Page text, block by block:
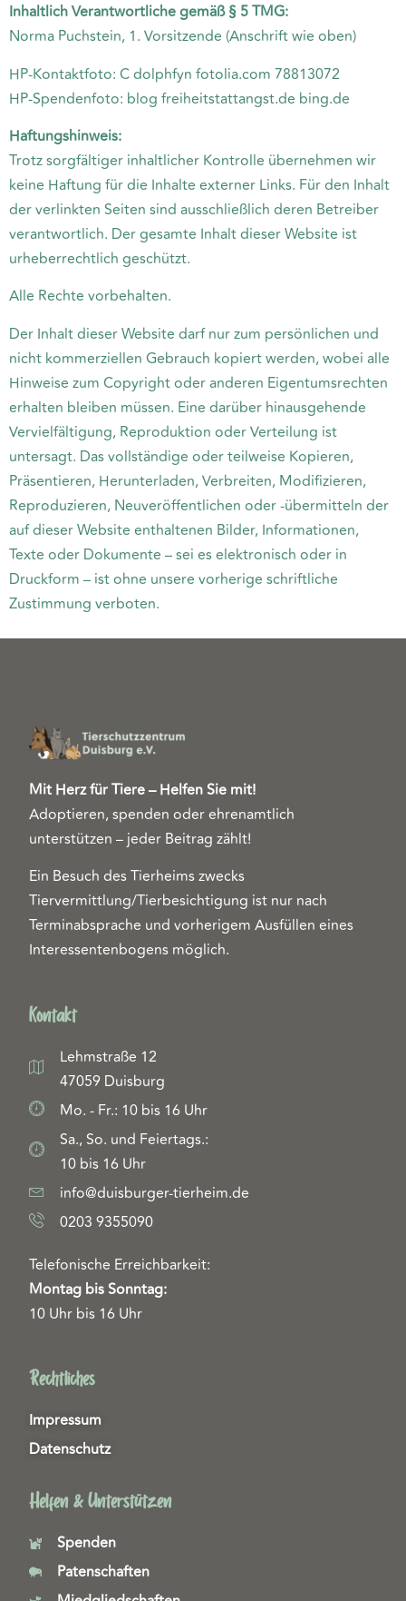
Inhaltlich Verantwortliche gemäß § 5 TMG:
Norma Puchstein, 1. Vorsitzende (Anschrift wie oben)
HP-Kontaktfoto: C dolphfyn fotolia.com 78813072
HP-Spendenfoto: blog freiheitstattangst.de bing.de
Haftungshinweis:
Trotz sorgfältiger inhaltlicher Kontrolle übernehmen wir
keine Haftung für die Inhalte externer Links. Für den Inhalt
der verlinkten Seiten sind ausschließlich deren Betreiber
verantwortlich. Der gesamte Inhalt dieser Website ist
urheberrechtlich geschützt.
Alle Rechte vorbehalten.
Der Inhalt dieser Website darf nur zum persönlichen und
nicht kommerziellen Gebrauch kopiert werden, wobei alle
Hinweise zum Copyright oder anderen Eigentumsrechten
erhalten bleiben müssen. Eine darüber hinausgehende
Vervielfältigung, Reproduktion oder Verteilung ist
untersagt. Das vollständige oder teilweise Kopieren,
Präsentieren, Herunterladen, Verbreiten, Modifizieren,
Reproduzieren, Neuveröffentlichen oder -übermitteln der
auf dieser Website enthaltenen Bilder, Informationen,
Texte oder Dokumente – sei es elektronisch oder in
Druckform – ist ohne unsere vorherige schriftliche
Zustimmung verboten.
Mit Herz für Tiere – Helfen Sie mit!
Adoptieren, spenden oder ehrenamtlich
unterstützen – jeder Beitrag zählt!
Ein Besuch des Tierheims zwecks
Tiervermittlung/Tierbesichtigung ist nur nach
Terminabsprache und vorherigem Ausfüllen eines
Interessentenbogens möglich.
Kontakt
Lehmstraße 12
47059 Duisburg
Mo. - Fr.: 10 bis 16 Uhr
Sa., So. und Feiertags.:
10 bis 16 Uhr
info@duisburger-tierheim.de
0203 9355090
Telefonische Erreichbarkeit:
Montag bis Sonntag:
10 Uhr bis 16 Uhr
Rechtliches
Impressum
Datenschutz
Helfen & Unterstützen
Spenden
Patenschaften